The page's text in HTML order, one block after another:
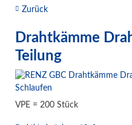
Zurück
Drahtkämme
Teilung
VPE = 200 Stück